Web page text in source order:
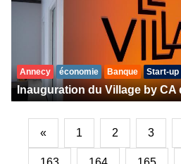
Annecy économie Banque Start-up
Inauguration du Village by CA
« 1 2 3